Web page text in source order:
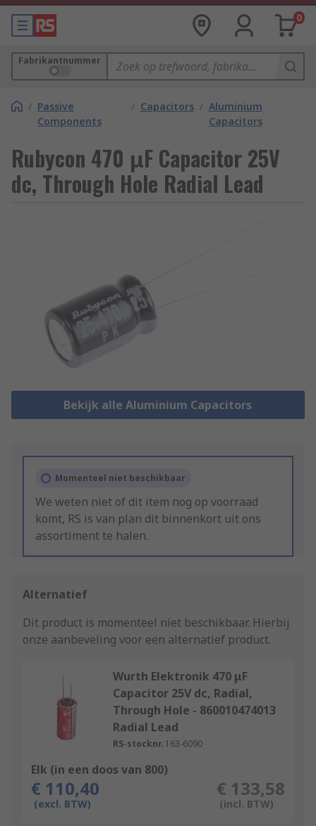
0
Fabrikantnummer
/ Passive
Components
/ Capacitors / Aluminium
Capacitors
Rubycon 470 μF Capacitor 25V
dc, Through Hole Radial Lead
Bekijk alle Aluminium Capacitors
Momenteel niet beschikbaar
We weten niet of dit item nog op voorraad
komt, RS is van plan dit binnenkort uit ons
assortiment te halen.
Alternatief
Dit product is momenteel niet beschikbaar. Hierbij
onze aanbeveling voor een alternatief product.
Wurth Elektronik 470 μF
Capacitor 25V dc, Radial,
Through Hole - 860010474013
Radial Lead
RS-stocknr. 163-6090
Elk (in een doos van 800)
€ 110,40
(excl. BTW)
€ 133,58
(incl. BTW)